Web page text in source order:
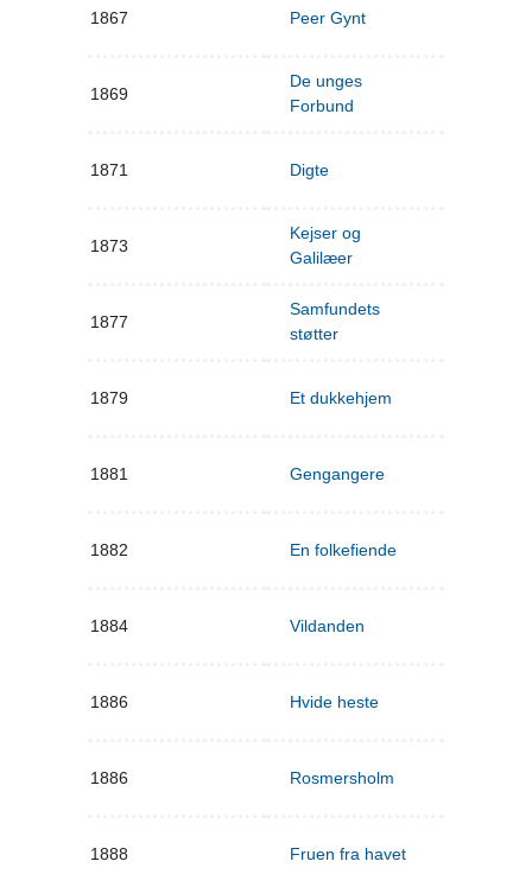
1867 Peer Gynt
1869
De unges
Forbund
1871 Digte
1873
Kejser og
Galilæer
1877
Samfundets
støtter
1879 Et dukkehjem
1881 Gengangere
1882 En folkefiende
1884 Vildanden
1886 Hvide heste
1886 Rosmersholm
1888 Fruen fra havet